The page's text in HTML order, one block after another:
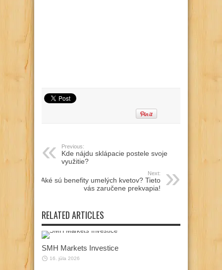
Previous:
Kde nájdu sklápacie postele svoje
využitie?
Next:
Aké sú benefity umelých kvetov? Tieto
vás zaručene prekvapia!
RELATED ARTICLES
SMH Markets Investice
16. júla 2026